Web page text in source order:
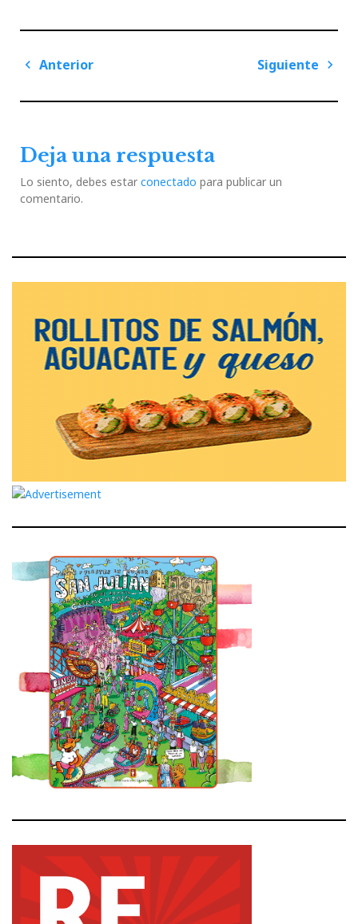
Navegación
entradas
Anterior
Siguiente
Deja una respuesta
Lo siento, debes estar conectado para publicar un
comentario.